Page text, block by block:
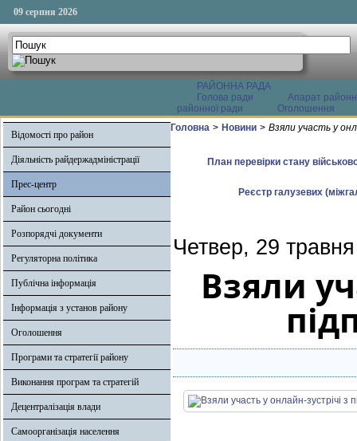
09 серпня 2026
РАЙОННА РАДА
Голова ради
Апарат
районної ради
Оголошення
Відомості про район
Діяльність райдержадміністрації
Прес-центр
Район сьогодні
Розпорядчі документи
Регуляторна політика
Публічна інформація
Інформація з установ району
Оголошення
Програми та стратегії району
Виконання програм та стратегій
Децентралізація влади
Самоорганізація населення
Головна > Новини > Взяли участь у
План перевірки стану
Реєстр галузевих
Четвер, 29
Взяли